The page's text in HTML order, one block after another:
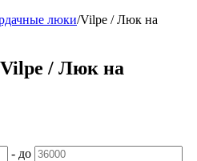
люки/Vilpe / Люк на
/ Люк на
- до